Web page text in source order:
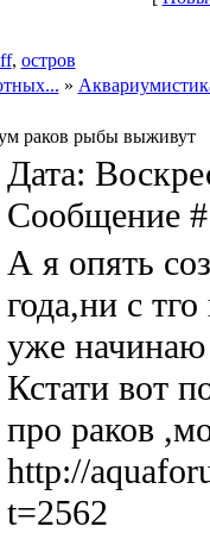
, остров
»
раков рыбы выживут
Дата:
Сообщение
А я опять
года,ни с
уже
Кстати вот
про раков
http://
t=2562